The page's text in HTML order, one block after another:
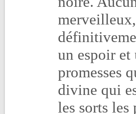
un espoir et
promesses
divine qui
les sorts